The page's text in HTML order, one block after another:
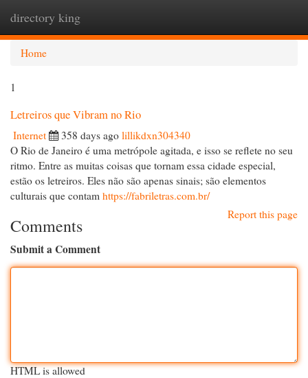
directory king
Home
1
Letreiros que Vibram no Rio
Internet 358 days ago lillikdxn304340
O Rio de Janeiro é uma metrópole agitada, e isso se reflete no seu
ritmo. Entre as muitas coisas que tornam essa cidade especial,
estão os letreiros. Eles não são apenas sinais; são elementos
culturais que contam https://fabriletras.com.br/
Report this page
Comments
Submit a Comment
HTML is allowed